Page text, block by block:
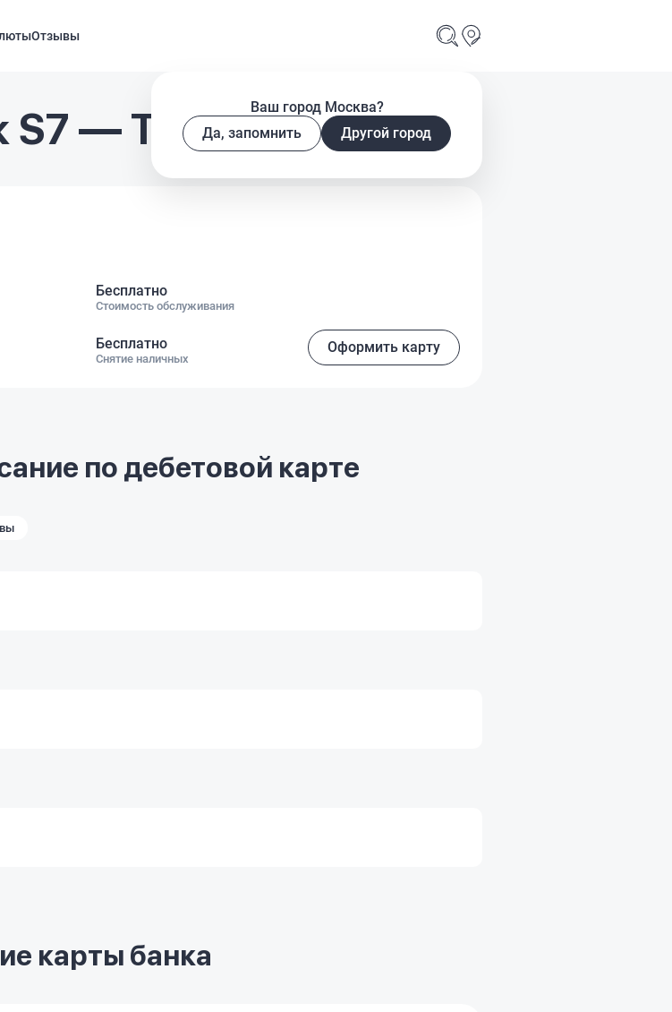
Отзывы
Ваш город Москва?
Да, запомнить
Другой город
S7 — T‑Bank
Бесплатно
Стоимость обслуживания
Бесплатно
Снятие наличных
Оформить карту
по дебетовой карте
карты банка